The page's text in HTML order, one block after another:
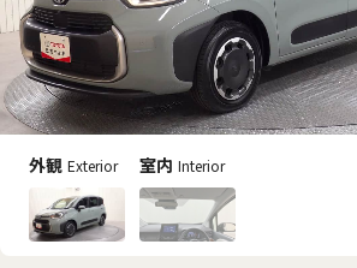
外観 Exterior 室内 Interior